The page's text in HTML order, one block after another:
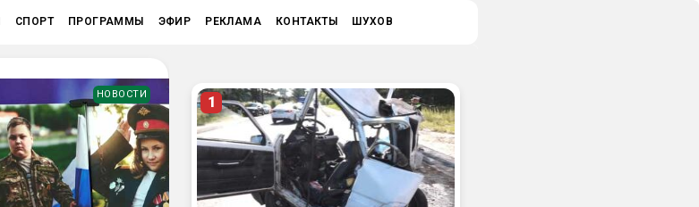
СПОРТ ПРОГРАММЫ ЭФИР РЕКЛАМА КОНТАКТЫ ШУХОВ
НОВОСТИ